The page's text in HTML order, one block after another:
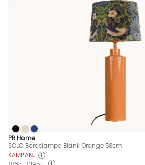
SOLO Bordslampa Blank Orange
SOLO Bordslampa Blank Orange 58cm
SOLO Bordslampa Blank Orange 58cm
SOLO Bordslampa Blank Orange 58cm
PR Home
SOLO Bordslampa Blank Orange 58cm
KAMPANJ